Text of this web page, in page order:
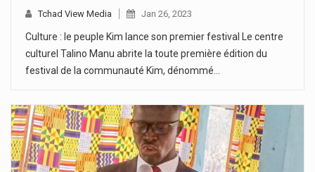
Tchad View Media Jan 26, 2023
Culture : le peuple Kim lance son premier festival Le centre
culturel Talino Manu abrite la toute première édition du
festival de la communauté Kim, dénommé…